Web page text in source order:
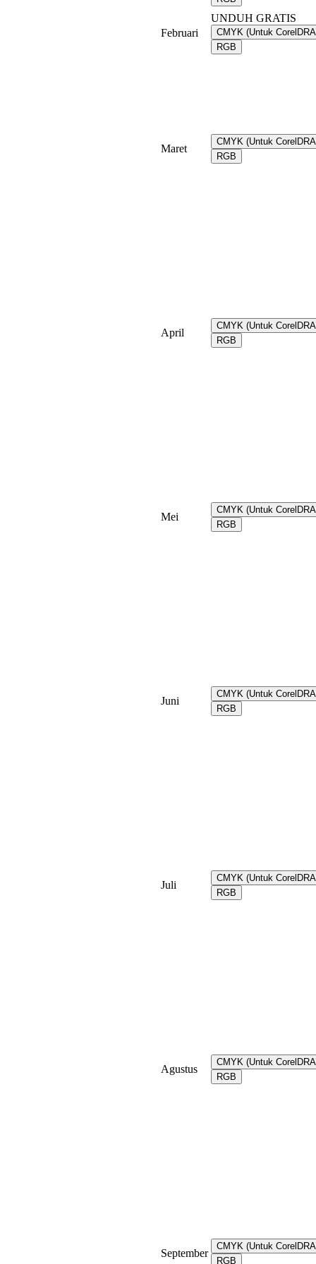
Februari
UNDUH GRATIS
CMYK (Untuk
RGB
Maret
CMYK (Untuk
RGB
April
CMYK (Untuk
RGB
Mei
CMYK (Untuk
RGB
Juni
CMYK (Untuk
RGB
Juli
CMYK (Untuk
RGB
Agustus
CMYK (Untuk
RGB
September
CMYK (Untuk
RGB